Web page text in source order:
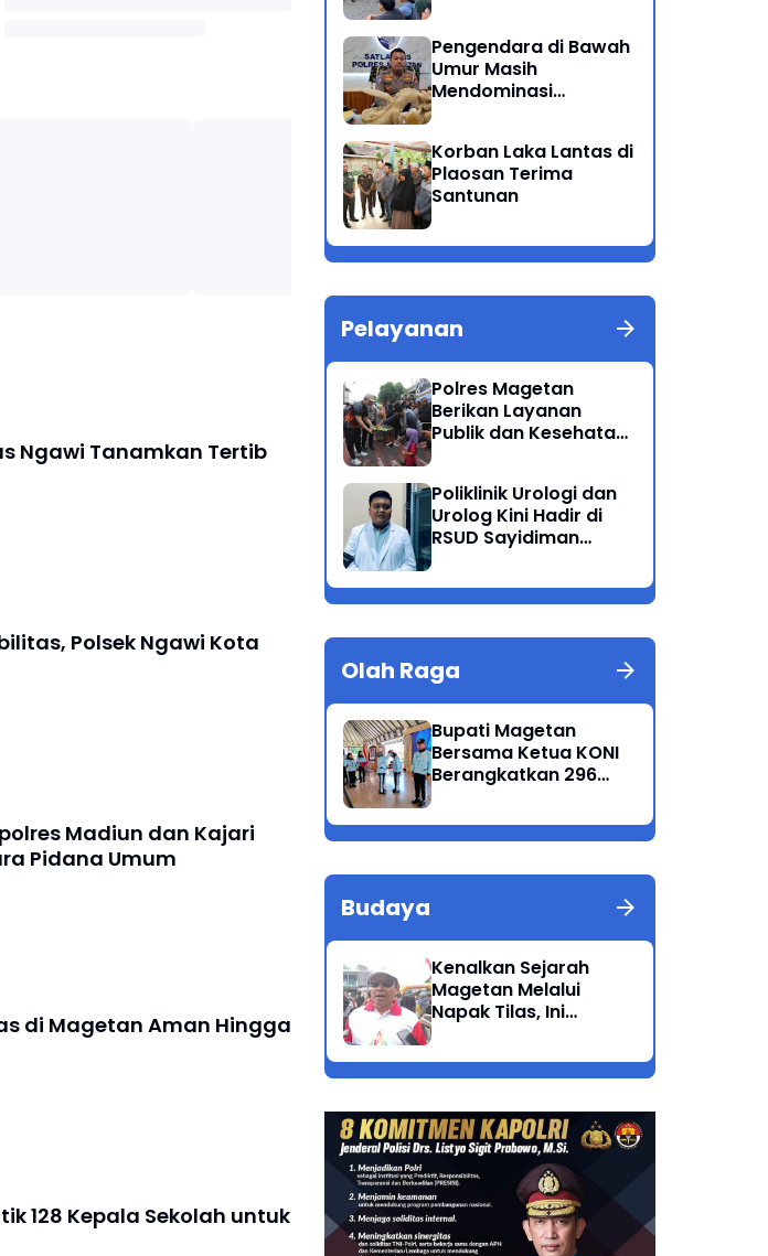
Ngawi Tanamkan Tertib
Polsek Ngawi Kota
Madiun dan Kajari
Pidana Umum
di Magetan Aman Hingga
128 Kepala Sekolah untuk
Pengendara di Bawah
Umur Masih
Mendominasi
Korban Laka Lantas di
Plaosan Terima
Santunan
Pelayanan
Polres Magetan
Berikan Layanan
Publik dan Kesehatan
Poliklinik Urologi dan
Urolog Kini Hadir di
RSUD Sayidiman
Olah Raga
Bupati Magetan
Bersama Ketua KONI
Berangkatkan 296
Jatim 2025
Budaya
Kenalkan Sejarah
Magetan Melalui
Napak Tilas, Ini
Kadis Dikpora.